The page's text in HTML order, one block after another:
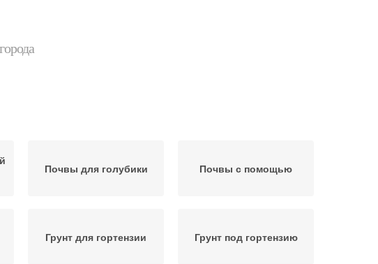
Почвы для голубики Почвы с помощью
Грунт для гортензии Грунт под гортензию